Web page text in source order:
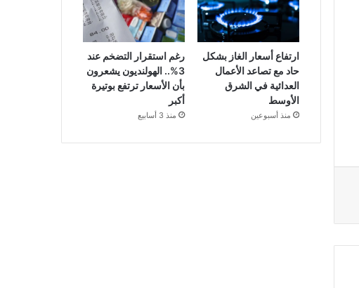
ارتفاع أسعار الغاز بشكل
حاد مع تصاعد الأعمال
العدائية في الشرق
الأوسط
منذ أسبوعين
رغم استقرار التضخم عند
3%.. الهولنديون يشعرون
بأن الأسعار ترتفع بوتيرة
أكبر
منذ 3 أسابيع